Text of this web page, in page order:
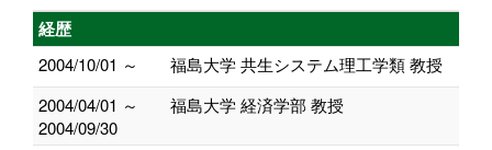
経歴
2004/10/01 ～
福島大学 共生システム理工学類 教授
2004/04/01 ～
2004/09/30
福島大学 経済学部 教授